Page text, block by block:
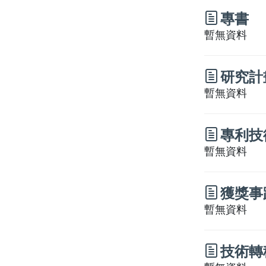
專書
暫無資料
研究計
暫無資料
專利技
暫無資料
獲獎事
暫無資料
技術轉